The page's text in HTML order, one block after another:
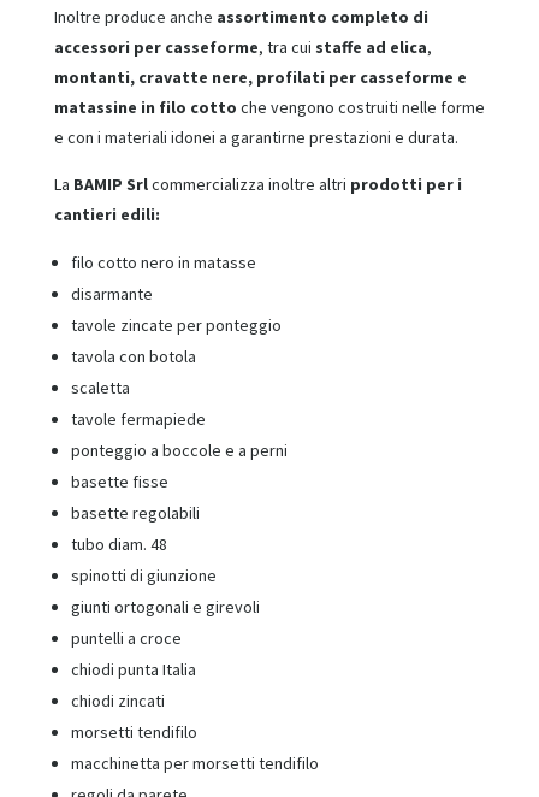
Inoltre produce anche assortimento completo di
accessori per casseforme, tra cui staffe ad elica,
montanti, cravatte nere, profilati per casseforme e
matassine in filo cotto che vengono costruiti nelle forme
e con i materiali idonei a garantirne prestazioni e durata.
La BAMIP Srlcommercializza inoltre altri prodotti per i
cantieri edili:
filo cotto nero in matasse
disarmante
tavole zincate per ponteggio
tavola con botola
scaletta
tavole fermapiede
ponteggio a boccole e a perni
basette fisse
basette regolabili
tubo diam. 48
spinotti di giunzione
giunti ortogonali e girevoli
puntelli a croce
chiodi punta Italia
chiodi zincati
morsetti tendifilo
macchinetta per morsetti tendifilo